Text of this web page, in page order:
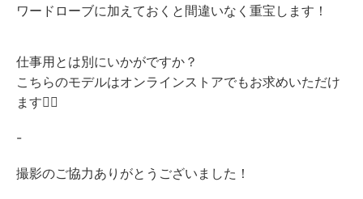
ワードローブに加えておくと間違いなく重宝します！
仕事用とは別にいかがですか？
こちらのモデルはオンラインストアでもお求めいただけ
ます🙇‍♂️
-
撮影のご協力ありがとうございました！